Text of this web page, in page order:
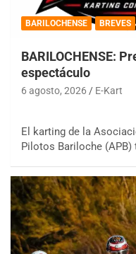
BARILOCHENSE BREVES
BARILOCHENSE:
espectáculo
6 agosto, 2026 E-Kart
El karting de la
Pilotos Bariloche